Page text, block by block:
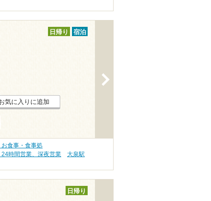
日帰り 宿泊
気に入りに追加
食事・食事処
時間営業、深夜営業
大泉駅
日帰り